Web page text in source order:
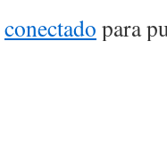
conectado para